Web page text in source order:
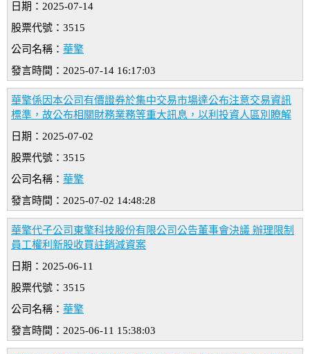
日期：2025-07-14
股票代號：3515
公司名稱： 華擎
發言時間：2025-07-14 16:17:03
華擎係因本公司有價證券於集中交易市場達公布注意交易資訊
標準，故公布相關財務業務等重大訊息，以利投資人區別瞭解
日期：2025-07-02
股票代號：3515
公司名稱： 華擎
發言時間：2025-07-02 14:48:28
華擎代子公司東擎科技股份有限公司公告董事會決議 辦理限制
員工權利新股收買註銷減資案
日期：2025-06-11
股票代號：3515
公司名稱： 華擎
發言時間：2025-06-11 15:38:03